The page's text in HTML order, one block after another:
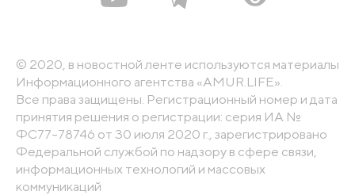
© 2020, в новостной ленте используются материалы
Информационного агентства «AMUR.LIFE».
Все права защищены. Регистрационный номер и дата
принятия решения о регистрации: серия ИА №
ФС77-78746 от 30 июля 2020 г., зарегистрировано
Федеральной службой по надзору в сфере связи,
информационных технологий и массовых
коммуникаций